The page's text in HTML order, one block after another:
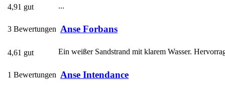
...
4,91 gut
3 Bewertungen Anse Forbans
Ein weißer Sandstrand mit klarem Wasser.
4,61 gut
1 Bewertungen Anse Intendance